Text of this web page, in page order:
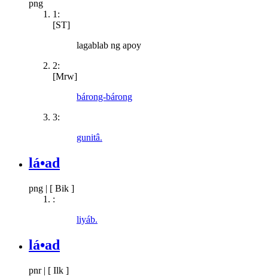
png
1:
[ST]
lagablab ng apoy
2:
[Mrw]
bárong-bárong
3:
gunitâ.
lá•ad
png | [ Bik ]
:
liyáb.
lá•ad
pnr | [ Ilk ]